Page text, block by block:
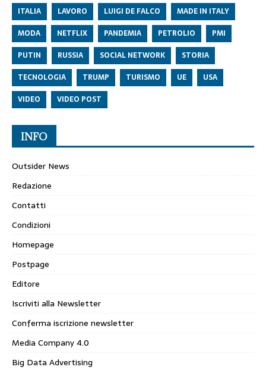
ITALIA LAVORO LUIGI DE FALCO
MADE IN ITALY
MODA
NETFLIX PANDEMIA PETROLIO
PMI
PUTIN
RUSSIA SOCIAL NETWORK
STORIA
TECNOLOGIA
TRUMP TURISMO UE
USA
VIDEO
VIDEO POST
INFO
Outsider News
Redazione
Contatti
Condizioni
Homepage
Postpage
Editore
Iscriviti alla Newsletter
Conferma iscrizione newsletter
Media Company 4.0
Big Data Advertising